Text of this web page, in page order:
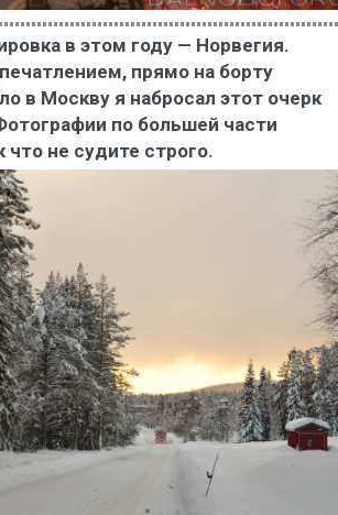
в этом году — Норвегия.
прямо на борту
в Москву я набросал этот очерк
по большей части
что не судите строго.